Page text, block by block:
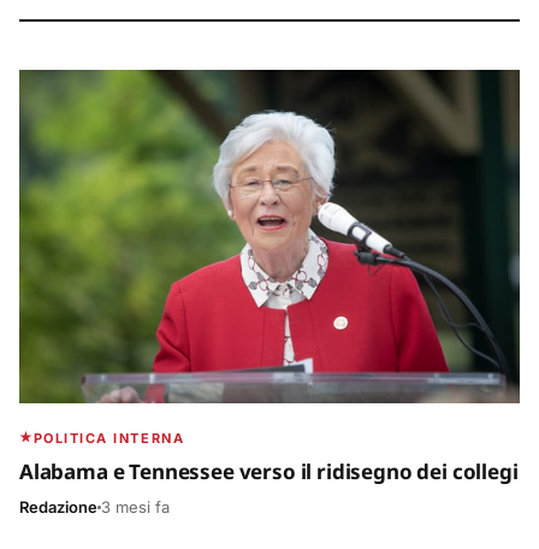
POLITICA INTERNA
Alabama e Tennessee verso il ridisegno dei collegi
Redazione 3 mesi fa